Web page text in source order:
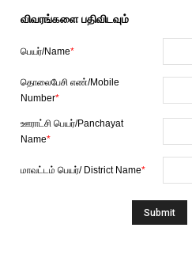
விவரங்களை பதிவிடவும்
பெயர்/Name*
தொலைபேசி எண்/Mobile
Number*
ஊராட்சி பெயர்/Panchayat
Name*
மாவட்டம் பெயர்/ District Name*